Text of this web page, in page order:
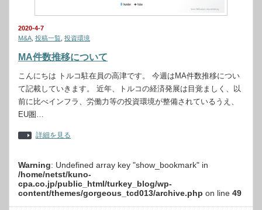
2020-4-7
M&A 投稿一覧 投資環境
MA件数推移について
こんにちは トルコ駐在員の高津です。 今週はMA件数推移につい
て記載していきます。 近年、トルコの経済発展は目覚ましく、以
前に比べインフラ、労働力等の投資環境が整備されているうえ、
EU圏…
詳細を見る
Warning: Undefined array key "show_bookmark" in
/home/netst/kuno-
cpa.co.jp/public_html/turkey_blog/wp-
content/themes/gorgeous_tcd013/archive.php on line 49